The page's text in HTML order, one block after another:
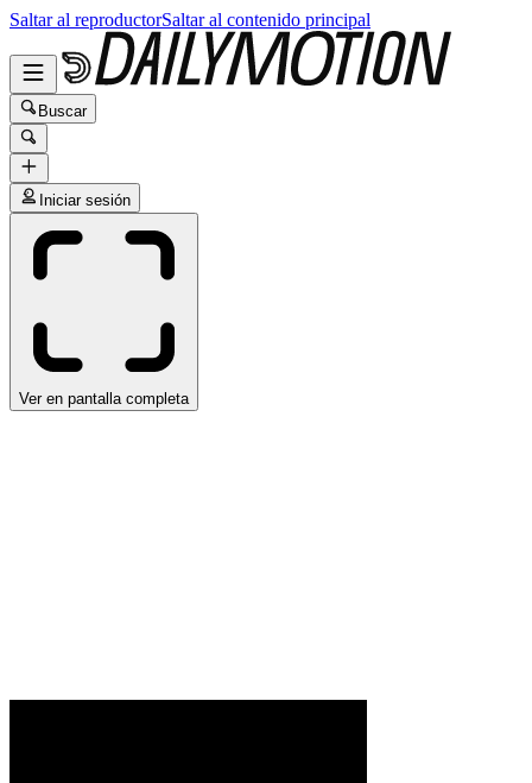
Saltar al reproductorSaltar al contenido principal
Buscar
Iniciar sesión
Ver en pantalla completa